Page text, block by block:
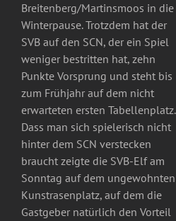
Breitenberg/Martinsmoos in die
Winterpause. Trotzdem hat der
SVB auf den SCN, der ein Spiel
weniger bestritten hat, zehn
Punkte Vorsprung und steht bis
zum Frühjahr auf dem nicht
erwarteten ersten Tabellenplatz.
Dass man sich spielerisch nicht
hinter dem SCN verstecken
braucht zeigte die SVB-Elf am
Sonntag auf dem ungewohnten
Kunstrasenplatz, auf dem die
Gastgeber natürlich den Vorteil